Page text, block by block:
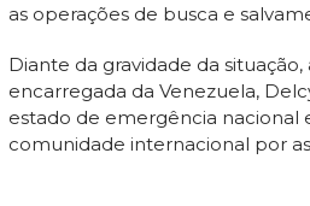
as operações de busca e
Diante da gravidade da
encarregada da Venezuela,
estado de emergência nacional
comunidade internacional por